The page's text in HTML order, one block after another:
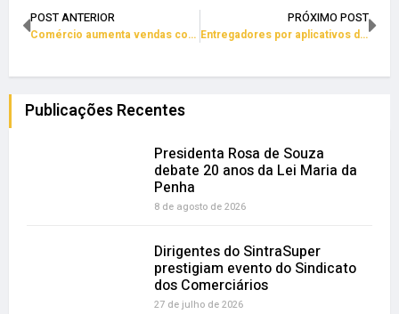
POST ANTERIOR
Comércio aumenta vendas com cenário econômico melhor
PRÓXIMO POST
Entregadores por aplicativos decidem parar em setembro
Publicações Recentes
Presidenta Rosa de Souza
debate 20 anos da Lei Maria da
Penha
8 de agosto de 2026
Dirigentes do SintraSuper
prestigiam evento do Sindicato
dos Comerciários
27 de julho de 2026